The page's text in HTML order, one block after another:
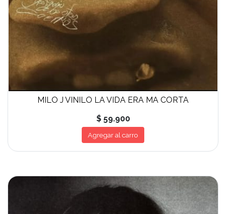
MILO J VINILO LA VIDA ERA MA CORTA
$ 59.900
Agregar al carro